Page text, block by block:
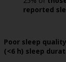
reported
Poor sleep
(<6 h) sleep